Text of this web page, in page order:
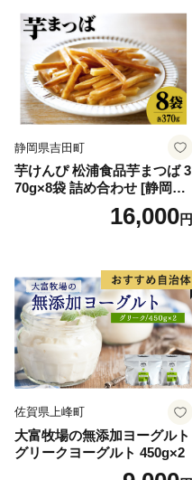
誕生日 カップ 詰め合わせ バ
ラエティ | バニラ チョコレー
ト ストロベリー ピスタチオ
バニラ＆クッキー ウベ 沖縄
紅イモ 塩ちんすこう 沖縄シ
ークヮーサー 沖縄黒糖 琉球
ロイヤルミルクティ 沖縄パ
イン
静岡県吉田町
芋けんぴ 松浦食品芋まつば 3
70g×8袋 詰め合わせ [静岡伊
勢丹(松浦食品) 静岡県 吉田町
22424274] 芋ケンピ セット
16,000円
佐賀県上峰町
大富牧場の無添加ヨーグルト
グリークヨーグルト 450g×2